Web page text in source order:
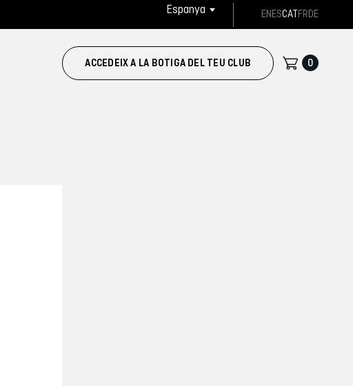
Espanya EN ESCATFRDE
ACCEDEIX A LA BOTIGA DEL TEU CLUB 0